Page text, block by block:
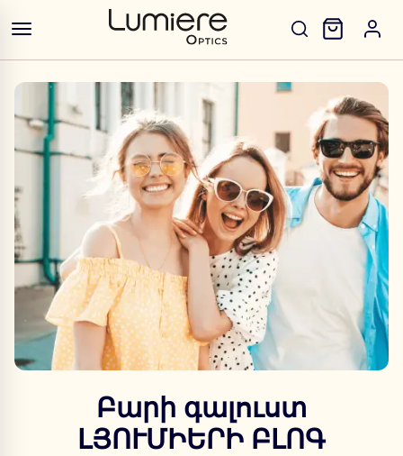
Բարի գալուստ
ԼՅՈՒՄԻԵՐԻ ԲԼՈԳ